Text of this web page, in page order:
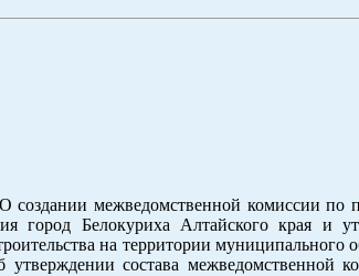
межведомственной комиссии по
город Белокуриха Алтайского края и
на территории муниципального
состава межведомственной